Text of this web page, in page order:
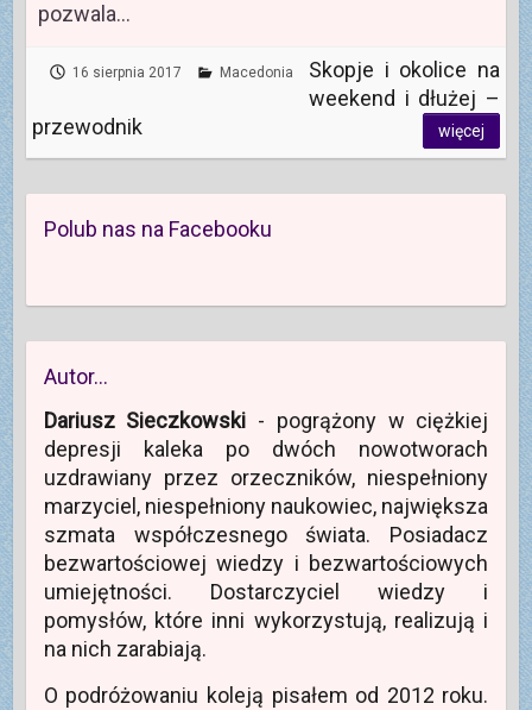
pozwala…
16 sierpnia 2017 Macedonia
Skopje i okolice na
weekend i dłużej –
przewodnik
więcej
Polub nas na Facebooku
Autor…
Dariusz Sieczkowski - pogrążony w ciężkiej
depresji kaleka po dwóch nowotworach
uzdrawiany przez orzeczników, niespełniony
marzyciel, niespełniony naukowiec, największa
szmata współczesnego świata. Posiadacz
bezwartościowej wiedzy i bezwartościowych
umiejętności. Dostarczyciel wiedzy i
pomysłów, które inni wykorzystują, realizują i
na nich zarabiają.
O podróżowaniu koleją pisałem od 2012 roku.